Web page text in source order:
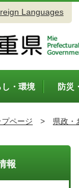
Languages
し・環境 防災
プページ > 県政・
報